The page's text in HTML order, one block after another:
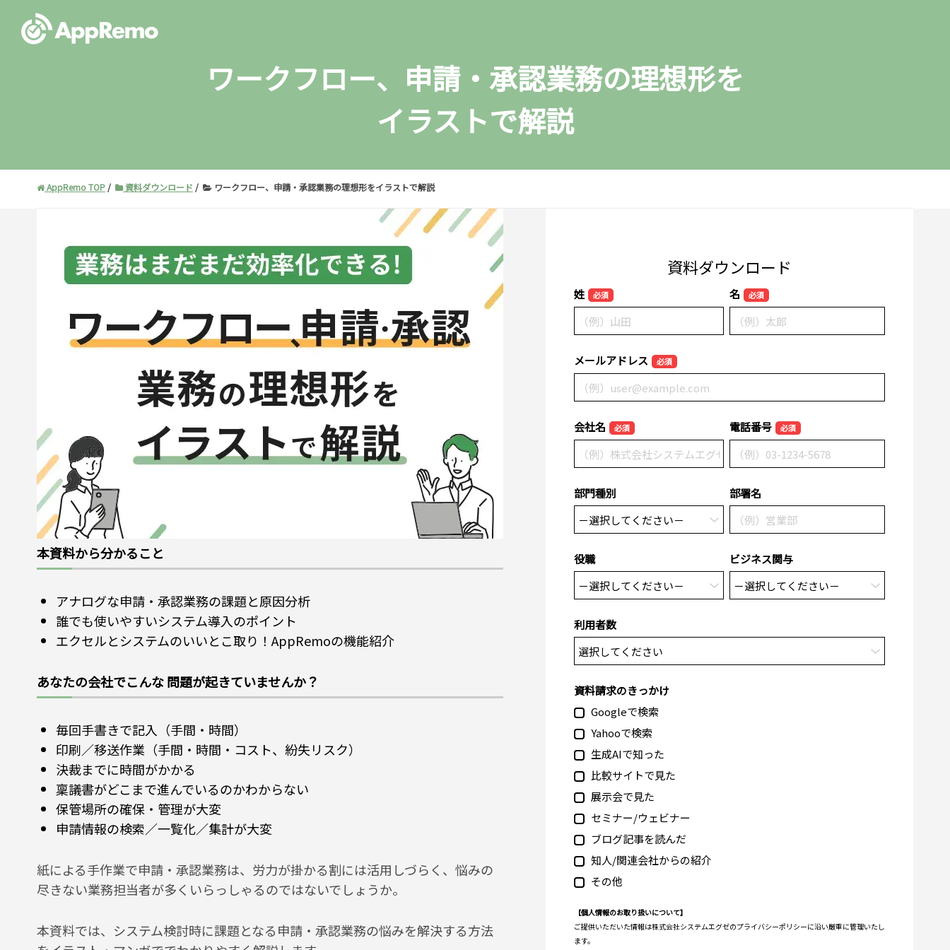
ワークフロー、申請・承認業務の理想形を
イラストで解説
AppRemo TOP 資料ダウンロード ワークフロー、申請・承認業務の理想形をイラストで解説
本資料から分かること
アナログな申請・承認業務の課題と原因分析
誰でも使いやすいシステム導入のポイント
エクセルとシステムのいいとこ取り！AppRemoの機能紹介
あなたの会社でこんな 問題が起きていませんか？
毎回手書きで記入（手間・時間）
印刷／移送作業（手間・時間・コスト、紛失リスク）
決裁までに時間がかかる
稟議書がどこまで進んでいるのかわからない
保管場所の確保・管理が大変
申請情報の検索／一覧化／集計が大変
紙による手作業で申請・承認業務は、労力が掛かる割には活用しづらく、悩みの
尽きない業務担当者が多くいらっしゃるのではないでしょうか。
本資料では、システム検討時に課題となる申請・承認業務の悩みを解決する方法
資料ダウンロード
姓 必須 名 必須
メールアドレス 必須
会社名 必須 電話番号 必須
部門種別 部署名
役職 ビジネス関与
利用者数
資料請求のきっかけ
Googleで検索
Yahooで検索
生成AIで知った
比較サイトで見た
展示会で見た
セミナー/ウェビナー
ブログ記事を読んだ
知人/関連会社からの紹介
その他
【個人情報のお取り扱いについて】
ご提供いただいた情報は株式会社システムエグゼのプライバシーポリシーに沿い厳重に管理いたし
ます。